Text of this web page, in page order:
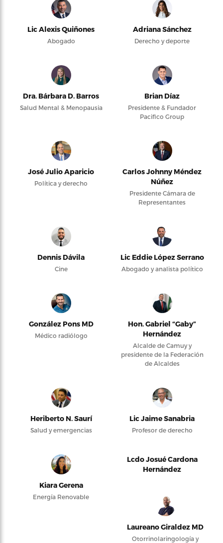
Lic Alexis Quiñones
Abogado
Adriana Sánchez
Derecho y deporte
Dra. Bárbara D. Barros
Salud Mental & Menopausia
Brian Díaz
Presidente & Fundador
Pacifico Group
José Julio Aparicio
Política y derecho
Carlos Johnny Méndez
Núñez
Presidente Cámara de
Representantes
Dennis Dávila
Cine
Lic Eddie López Serrano
Abogado y analista político
González Pons MD
Médico radiólogo
Hon. Gabriel “Gaby”
Hernández
Alcalde de Camuy y
presidente de la Federación
de Alcaldes
Heriberto N. Saurí
Salud y emergencias
Lic Jaime Sanabria
Profesor de derecho
Kiara Gerena
Energía Renovable
Lcdo Josué Cardona
Hernández
Laureano Giraldez MD
Otorrinolaringología y